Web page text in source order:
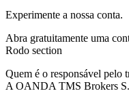
Experimente a nossa conta.
Abra gratuitamente uma
Rodo section
Quem é o responsável pelo
A OANDA TMS Brokers